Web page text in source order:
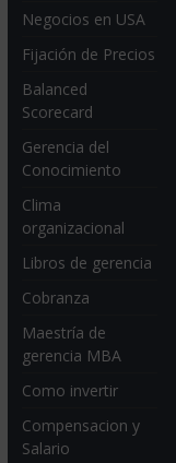
Negocios en USA
Fijación de Precios
Balanced
Scorecard
Gerencia del
Conocimiento
Clima
organizacional
Libros de gerencia
Cobranza
Maestría de
gerencia MBA
Como invertir
Compensacion y
Salario